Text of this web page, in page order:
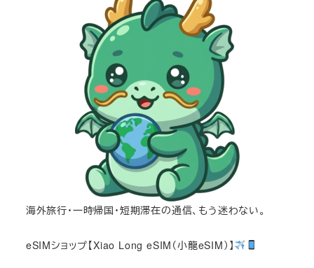
海外旅行・一時帰国・短期滞在の通信、もう迷わない。
eSIMショップ【Xiao Long eSIM（小龍eSIM）】